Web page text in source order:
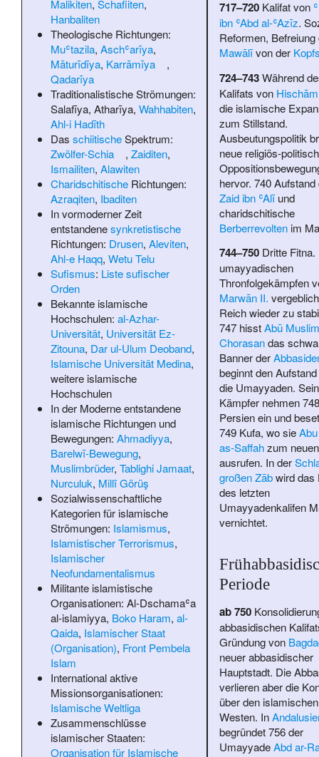
Malikiten, Schafiiten,
Hanbaliten
Theologische Richtungen:
Muʿtazila, Aschʿarīya,
Māturīdīya, Karrāmīya
,
Qadarīya
Traditionalistische Strömungen:
Salafīya, Atharīya, Wahhabiten,
Ahl-i Hadīth
Das schiitischeSpektrum:
Zwölfer-Schia
, Zaiditen,
Ismailiten, Alawiten
CharidschitischeRichtungen:
Azraqiten, Ibaditen
In vormoderner Zeit
entstandenesynkretistische
Richtungen: Drusen, Aleviten,
Ahl-e Haqq, Wetu Telu
Sufismus: Liste sufischer
Orden
Bekannte islamische
Hochschulen: al-Azhar-
Universität, Universität Ez-
Zitouna, Dar ul-Ulum Deoband,
Islamische Universität Medina,
weitere islamische
Hochschulen
In der Moderne entstandene
islamische Richtungen und
Bewegungen: Ahmadiyya,
Barelwī-Bewegung,
Muslimbrüder, Tablighi Jamaat,
Nurculuk, Millî Görüş
Sozialwissenschaftliche
Kategorien für islamische
Strömungen: Islamismus,
Islamistischer Terrorismus,
Islamischer
Neofundamentalismus
Militante islamistische
Organisationen: Al-Dschamaʿa
al-islamiyya, Boko Haram, al-
Qaida, Islamischer Staat
(Organisation), Front Pembela
Islam
International aktive
Missionsorganisationen:
Islamische Weltliga
Zusammenschlüsse
islamischer Staaten:
Organisation für Islamische
717–720Kalifat von
ibn ʿAbd al-ʿAzīz.
Reformen, Befreiung
Mawālīvon der
724–743Während
Kalifats von Hischām
die islamische
zum Stillstand.
Ausbeutungspolitik
neue religiös-
hervor. 740 Aufstand
Zaid ibn ʿAlīund
charidschitische
Berberrevoltenim
744–750Dritte Fitna.
umayyadischen
Thronfolgekämpfen
Marwān II.
Reich wieder zu
747 hisstAbū Muslim
Chorasandas
Banner der
beginnt den
die Umayyaden.
Kämpfer nehmen
Persien ein und
749 Kufa, wo sie
as-Saffahzum
ausrufen. In der
großen Zābwird das
des letzten
Umayyadenkalifen
vernichtet.
Periode
ab 750
abbasidischen
Gründung von
neuer abbasidischer
Hauptstadt. Die
verlieren aber die
über den islamischen
Westen. In
begründet 756 der
UmayyadeAbd ar-